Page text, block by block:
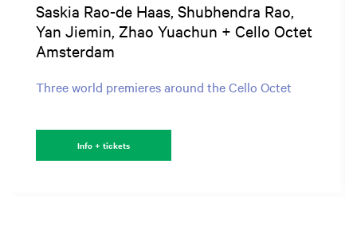
Saskia Rao-de Haas, Shubhendra Rao,
Yan Jiemin, Zhao Yuachun + Cello Octet
Amsterdam
Three world premieres around the Cello Octet
Info + tickets